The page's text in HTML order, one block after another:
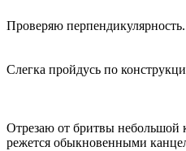
Проверяю перпендикулярность.
Слегка пройдусь по
Отрезаю от бритвы небольшой
режется обыкновенными